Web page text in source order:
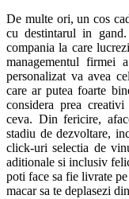
De multe ori, un cos
cu destintarul in
compania la care
managementul firmei
personalizat va avea
care ar putea foarte
considera prea
ceva. Din fericire,
stadiu de dezvoltare,
click-uri selectia de
aditionale si inclusiv
poti face sa fie livrate
macar sa te deplasezi